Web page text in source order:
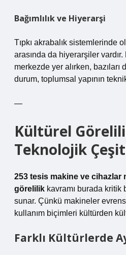
Bağımlılık ve Hiyerarşi
Tıpkı akrabalık sistemlerinde
arasında da hiyerarşiler
merkezde yer alırken,
durum, toplumsal yapının
—
Kültürel
Teknolojik
253 tesis makine ve cihazlar
görelilik kavramı burada
sunar. Çünkü makineler
kullanım biçimleri kültürden
Farklı Kültürlerde